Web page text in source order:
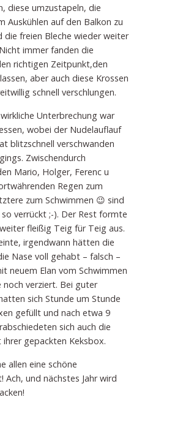
diese umzustapeln, die
Auskühlen auf den Balkon zu
die freien Bleche wieder weiter
immer fanden die
richtigen Zeitpunkt,den
aber auch diese Krossen
schnell verschlungen.
Unterbrechung war
wobei der Nudelauflauf
blitzschnell verschwanden
Zwischendurch
Mario, Holger, Ferenc u
Regen zum
zum Schwimmen 😉 sind
verrückt ;-). Der Rest formte
fleißig Teig für Teig aus.
irgendwann hätten die
Nase voll gehabt – falsch –
neuem Elan vom Schwimmen
noch verziert. Bei guter
sich Stunde um Stunde
gefüllt und nach etwa 9
sich auch die
gepackten Keksbox.
allen eine schöne
Ach, und nächstes Jahr wird